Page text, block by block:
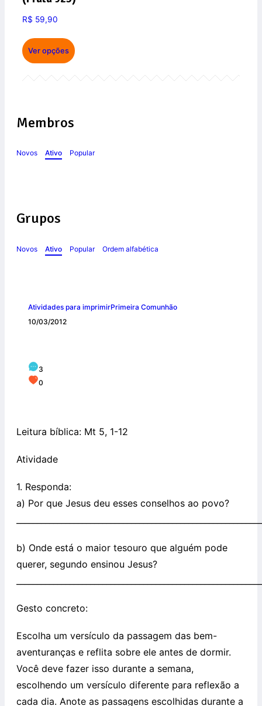
R$ 59,90
Ver opções
Membros
Novos Ativo Popular
Grupos
Novos Ativo Popular Ordem alfabética
Atividades para imprimirPrimeira Comunhão
10/03/2012
3
0
Leitura bíblica: Mt 5, 1-12
Atividade
1. Responda:
a) Por que Jesus deu esses conselhos ao povo?
b) Onde está o maior tesouro que alguém pode
querer, segundo ensinou Jesus?
Gesto concreto:
Escolha um versículo da passagem das bem-
aventuranças e reflita sobre ele antes de dormir.
Você deve fazer isso durante a semana,
escolhendo um versículo diferente para reflexão a
cada dia. Anote as passagens escolhidas durante a